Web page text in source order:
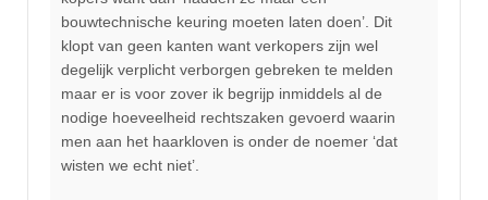
bouwtechnische keuring moeten laten doen’. Dit
klopt van geen kanten want verkopers zijn wel
degelijk verplicht verborgen gebreken te melden
maar er is voor zover ik begrijp inmiddels al de
nodige hoeveelheid rechtszaken gevoerd waarin
men aan het haarkloven is onder de noemer ‘dat
wisten we echt niet’.